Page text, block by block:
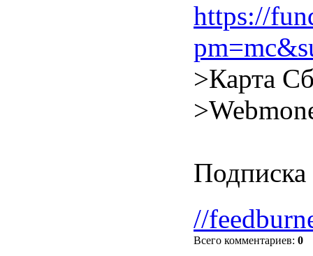
https://
>Карта
Подписка
//
Всего комментариев: 0